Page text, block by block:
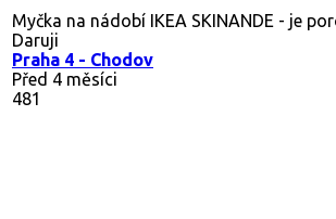
Myčka na nádobí IKEA SKINANDE - je
Daruji
Praha 4 - Chodov
Před 4 měsíci
481